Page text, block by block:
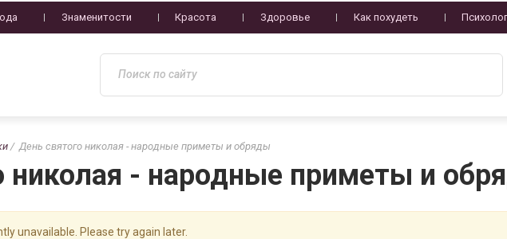
Знаменитости Красота Здоровье Как похудеть
День святого николая - народные приметы и обряды
николая - народные приметы и
unavailable. Please try again later.